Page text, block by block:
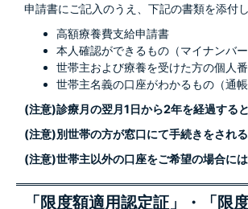
申請書にご記入のうえ、下記の書類を添付
高額療養費支給申請書
本人確認ができるもの（マイナンバ
世帯主および療養を受けた方の個人
世帯主名義の口座がわかるもの（通
(注意)診療月の翌月1日から2年を経過する
(注意)別世帯の方が窓口にて手続きをされ
(注意)世帯主以外の口座をご希望の場合に
「限度額適用認定証」・「限